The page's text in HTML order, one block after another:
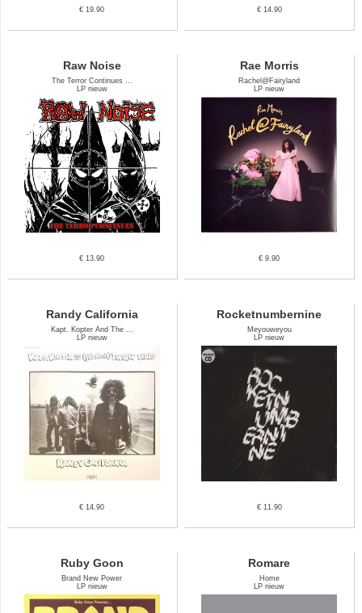
€ 19.90 € 14.90
Raw Noise
The Terror Continues ...
LP nieuw
€ 13.90
Rae Morris
Rachel@Fairyland
LP nieuw
€ 9.90
Randy California
Kapt. Kopter And The ...
LP nieuw
€ 14.90
Rocketnumbernine
Meyouweyou
LP nieuw
€ 11.90
Ruby Goon
Brand New Power
LP nieuw
Romare
Home
LP nieuw